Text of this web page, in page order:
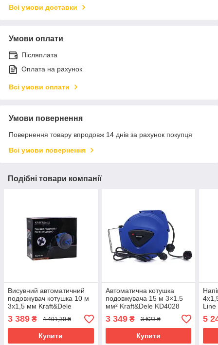
Всі умови доставки
Умови оплати
Післяплата
Оплата на рахунок
Всі умови оплати
Умови повернення
Повернення товару впродовж 14 днів за рахунок покупця
Всі умови повернення
Подібні товари компанії
Висувний автоматичний
подовжувач котушка 10 м
3x1,5 мм Kraft&Dele
KD4045 для
електроінструментів
3 389 ₴ 4 401,30 ₴
Купити
Автоматична котушка
подовжувача 15 м 3×1.5
мм² Kraft&Dele KD4028
настінна змотка кабелю
змотувач
3 349₴ 3 623 ₴
Купити
Line
для
5